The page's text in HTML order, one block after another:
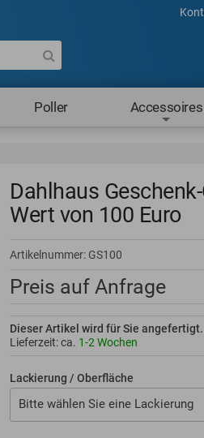
Poller Accessoires
Dahlhaus
Wert von 100 Euro
Artikelnummer: GS100
Preis auf Anfrage
Dieser Artikel wird für Sie angefertigt.
Lieferzeit: ca. 1-2 Wochen
Lackierung / Oberfläche
Bitte wählen Sie eine Lackierung